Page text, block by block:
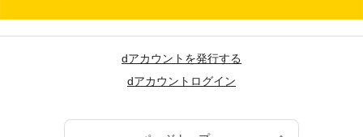
dアカウントを発行する
dアカウントログイン